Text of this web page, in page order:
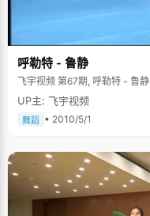
呼勒特 - 鲁静
飞宇视频 第67期, 呼勒特 - 鲁静
UP主: 飞宇视频
舞蹈 • 2010/5/1